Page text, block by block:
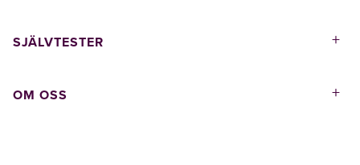
SJÄLVTESTER +
OM OSS +